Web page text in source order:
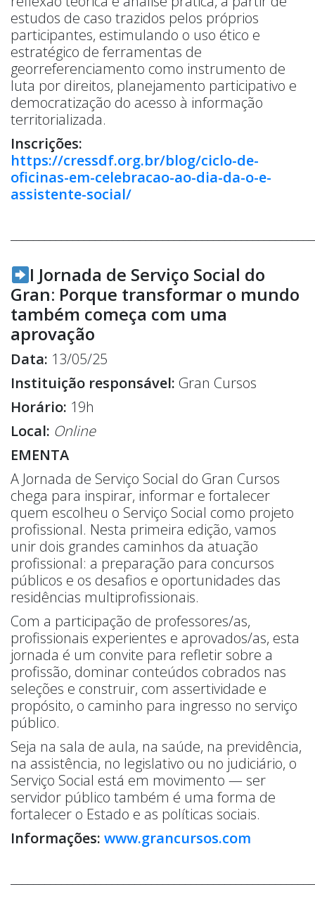
estudos de caso trazidos pelos próprios
participantes, estimulando o uso ético e
estratégico de ferramentas de
georreferenciamento como instrumento de
luta por direitos, planejamento participativo e
democratização do acesso à informação
territorializada.
Inscrições:
https://cressdf.org.br/blog/ciclo-de-
oficinas-em-celebracao-ao-dia-da-o-e-
assistente-social/
I Jornada de Serviço Social do
Gran: Porque transformar o mundo
também começa com uma
aprovação
Data: 13/05/25
Instituição responsável: Gran Cursos
Horário: 19h
Local: Online
EMENTA
A Jornada de Serviço Social do Gran Cursos
chega para inspirar, informar e fortalecer
quem escolheu o Serviço Social como projeto
profissional. Nesta primeira edição, vamos
unir dois grandes caminhos da atuação
profissional: a preparação para concursos
públicos e os desafios e oportunidades das
residências multiprofissionais.
Com a participação de professores/as,
profissionais experientes e aprovados/as, esta
jornada é um convite para refletir sobre a
profissão, dominar conteúdos cobrados nas
seleções e construir, com assertividade e
propósito, o caminho para ingresso no serviço
público.
Seja na sala de aula, na saúde, na previdência,
na assistência, no legislativo ou no judiciário, o
Serviço Social está em movimento — ser
servidor público também é uma forma de
fortalecer o Estado e as políticas sociais.
Informações: www.grancursos.com